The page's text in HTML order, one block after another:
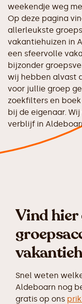
weekendje weg
Op deze pagina
allerleukste
vakantiehuizen in
een sfeervolle
bijzonder
wij hebben alvast
voor jullie groep
zoekfilters en
bij de eigenaar.
verblijf in
Vind hier
Snel weten
Aldeboarn nog
gratis op ons